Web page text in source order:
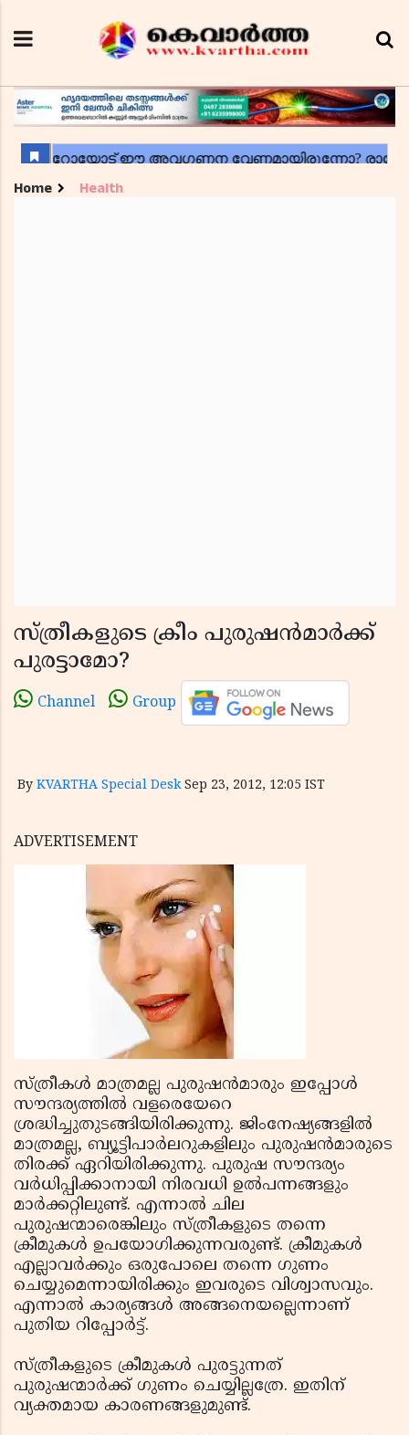
Home Health
സ്ത്രീകളുടെ ക്രീം പുരുഷന്‍മാര്‍ക്ക്
പുരട്ടാമോ?
Channel Group
By KVARTHA Special Desk Sep 23, 2012, 12:05 IST
ADVERTISEMENT
സ്ത്രീകള്‍ മാത്രമല്ല പുരുഷന്‍മാരും ഇപ്പോള്‍
സൗന്ദര്യത്തില്‍ വളരെയേറെ
ശ്രദ്ധിച്ചുതുടങ്ങിയിരിക്കുന്നു. ജിംനേഷ്യങ്ങളില്‍
മാത്രമല്ല, ബ്യൂട്ടിപാര്‍ലറുകളിലും പുരുഷന്‍മാരുടെ
തിരക്ക് ഏറിയിരിക്കുന്നു. പുരുഷ സൗന്ദര്യം
വര്‍ധിപ്പിക്കാനായി നിരവധി ഉല്‍പന്നങ്ങളും
മാര്‍ക്കറ്റിലുണ്ട്. എന്നാല്‍ ചില
പുരുഷന്മാരെങ്കിലും സ്ത്രീകളുടെ തന്നെ
ക്രീമുകള്‍ ഉപയോഗിക്കുന്നവരുണ്ട്. ക്രീമുകള്‍
എല്ലാവര്‍ക്കും ഒരുപോലെ തന്നെ ഗുണം
ചെയ്യുമെന്നായിരിക്കും ഇവരുടെ വിശ്വാസവും.
എന്നാല്‍ കാര്യങ്ങള്‍ അങ്ങനെയല്ലെന്നാണ്
പുതിയ റിപ്പോര്‍ട്ട്.
സ്ത്രീകളുടെ ക്രീമുകള്‍ പുരട്ടുന്നത്
പുരുഷന്മാര്‍ക്ക് ഗുണം ചെയ്യില്ലത്രേ. ഇതിന്
വ്യക്തമായ കാരണങ്ങളുമുണ്ട്.